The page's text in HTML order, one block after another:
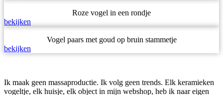
Roze vogel in een rondje
bekijken
Vogel paars met goud op bruin stammetje
bekijken
Ik maak geen massaproductie. Ik volg geen trends. Elk keramieken
vogeltje, elk huisje, elk object in mijn webshop, heb ik naar eigen